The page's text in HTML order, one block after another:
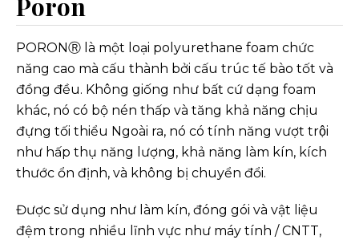
Poron
PORONⓇ là một loại polyurethane foam chức
năng cao mà cấu thành bởi cấu trúc tế bào tốt và
đồng đều. Không giống như bất cứ dạng foam
khác, nó có bộ nén thấp và tăng khả năng chịu
đựng tối thiểu Ngoài ra, nó có tính năng vượt trội
như hấp thụ năng lượng, khả năng làm kín, kích
thước ổn định, và không bị chuyển đổi.
Được sử dụng như làm kín, đóng gói và vật liệu
đệm trong nhiều lĩnh vực như máy tính / CNTT,